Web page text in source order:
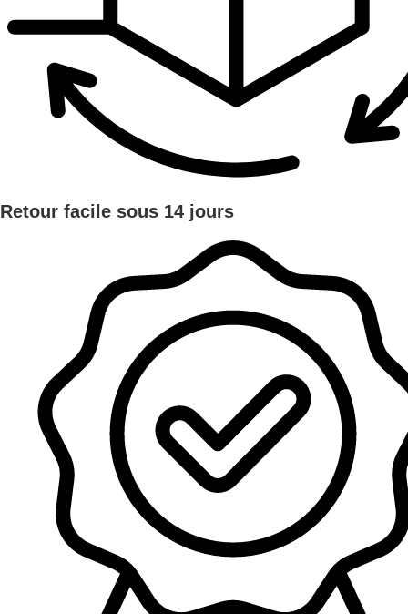
Retour facile sous 14 jours